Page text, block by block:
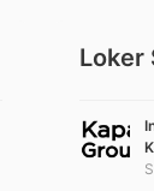
Loker